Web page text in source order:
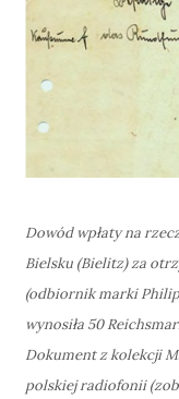
Dowód wpłaty na
Bielsku (Bielitz) za
(odbiornik marki
wynosiła 50
Dokument z kolekcji
polskiej radiofonii